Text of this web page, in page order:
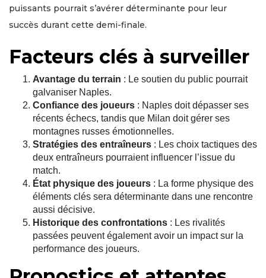
puissants pourrait s’avérer déterminante pour leur
succès durant cette demi-finale.
Facteurs clés à surveiller
Avantage du terrain : Le soutien du public pourrait
galvaniser Naples.
Confiance des joueurs : Naples doit dépasser ses
récents échecs, tandis que Milan doit gérer ses
montagnes russes émotionnelles.
Stratégies des entraîneurs : Les choix tactiques des
deux entraîneurs pourraient influencer l’issue du
match.
État physique des joueurs : La forme physique des
éléments clés sera déterminante dans une rencontre
aussi décisive.
Historique des confrontations : Les rivalités
passées peuvent également avoir un impact sur la
performance des joueurs.